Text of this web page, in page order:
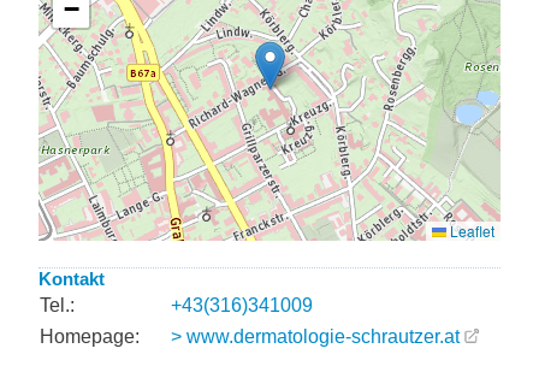
Kontakt
Tel.:
+43(316)341009
Homepage:
> www.dermatologie-schrautzer.at